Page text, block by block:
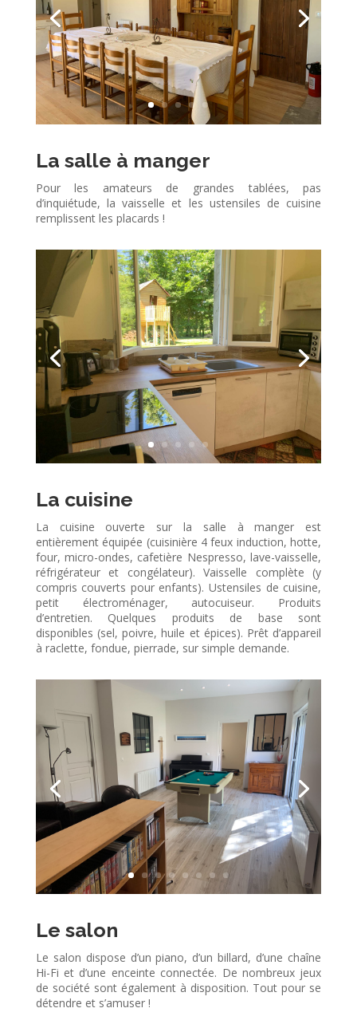
La salle à manger
Pour les amateurs de grandes tablées, pas
d’inquiétude, la vaisselle et les ustensiles de cuisine
remplissent les placards !
La cuisine
La cuisine ouverte sur la salle à manger est
entièrement équipée (cuisinière 4 feux induction, hotte,
four, micro-ondes, cafetière Nespresso, lave-vaisselle,
réfrigérateur et congélateur). Vaisselle complète (y
compris couverts pour enfants). Ustensiles de cuisine,
petit électroménager, autocuiseur. Produits
d’entretien. Quelques produits de base sont
disponibles (sel, poivre, huile et épices). Prêt d’appareil
à raclette, fondue, pierrade, sur simple demande.
Le salon
Le salon dispose d’un piano, d’un billard, d’une chaîne
Hi-Fi et d’une enceinte connectée. De nombreux jeux
de société sont également à disposition. Tout pour se
détendre et s’amuser !